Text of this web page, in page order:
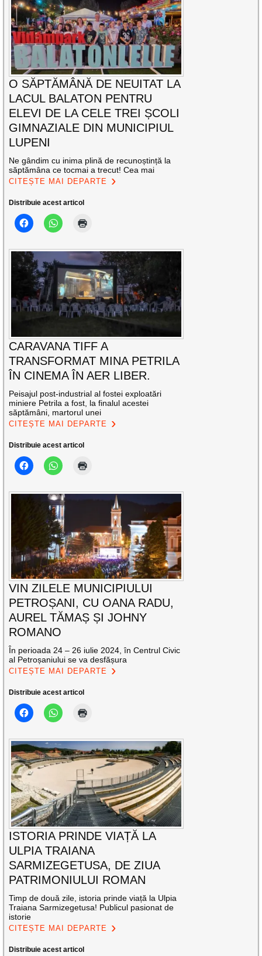
O SĂPTĂMÂNĂ DE NEUITAT LA
LACUL BALATON PENTRU
ELEVI DE LA CELE TREI ȘCOLI
GIMNAZIALE DIN MUNICIPIUL
LUPENI
Ne gândim cu inima plină de recunoștință la
săptămâna ce tocmai a trecut! Cea mai
CITEȘTE MAI DEPARTE
Distribuie acest articol
CARAVANA TIFF A
TRANSFORMAT MINA PETRILA
ÎN CINEMA ÎN AER LIBER.
Peisajul post-industrial al fostei exploatări
miniere Petrila a fost, la finalul acestei
săptămâni, martorul unei
CITEȘTE MAI DEPARTE
Distribuie acest articol
VIN ZILELE MUNICIPIULUI
PETROȘANI, CU OANA RADU,
AUREL TĂMAȘ ȘI JOHNY
ROMANO
În perioada 24 – 26 iulie 2024, în Centrul Civic
al Petroșaniului se va desfășura
CITEȘTE MAI DEPARTE
Distribuie acest articol
ISTORIA PRINDE VIAȚĂ LA
ULPIA TRAIANA
SARMIZEGETUSA, DE ZIUA
PATRIMONIULUI ROMAN
Timp de două zile, istoria prinde viață la Ulpia
Traiana Sarmizegetusa! Publicul pasionat de
istorie
CITEȘTE MAI DEPARTE
Distribuie acest articol